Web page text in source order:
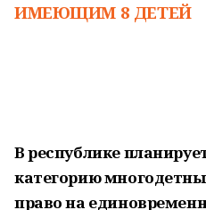
ИМЕЮЩИМ 8 ДЕТЕЙ
В республике
категорию
право на